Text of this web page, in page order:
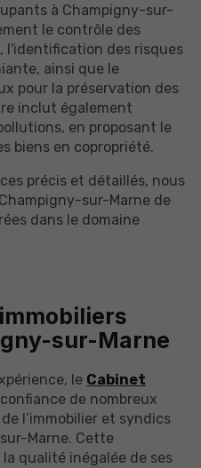
à Champigny-sur-
le contrôle des
l'identification des risques
ainsi que le
pour la préservation des
inclut également
en proposant le
biens en copropriété.
précis et détaillés, nous
sur-Marne de
dans le domaine
sur-Marne
le Cabinet
de nombreux
l’immobilier et syndics
Marne. Cette
qualité inégalée de ses